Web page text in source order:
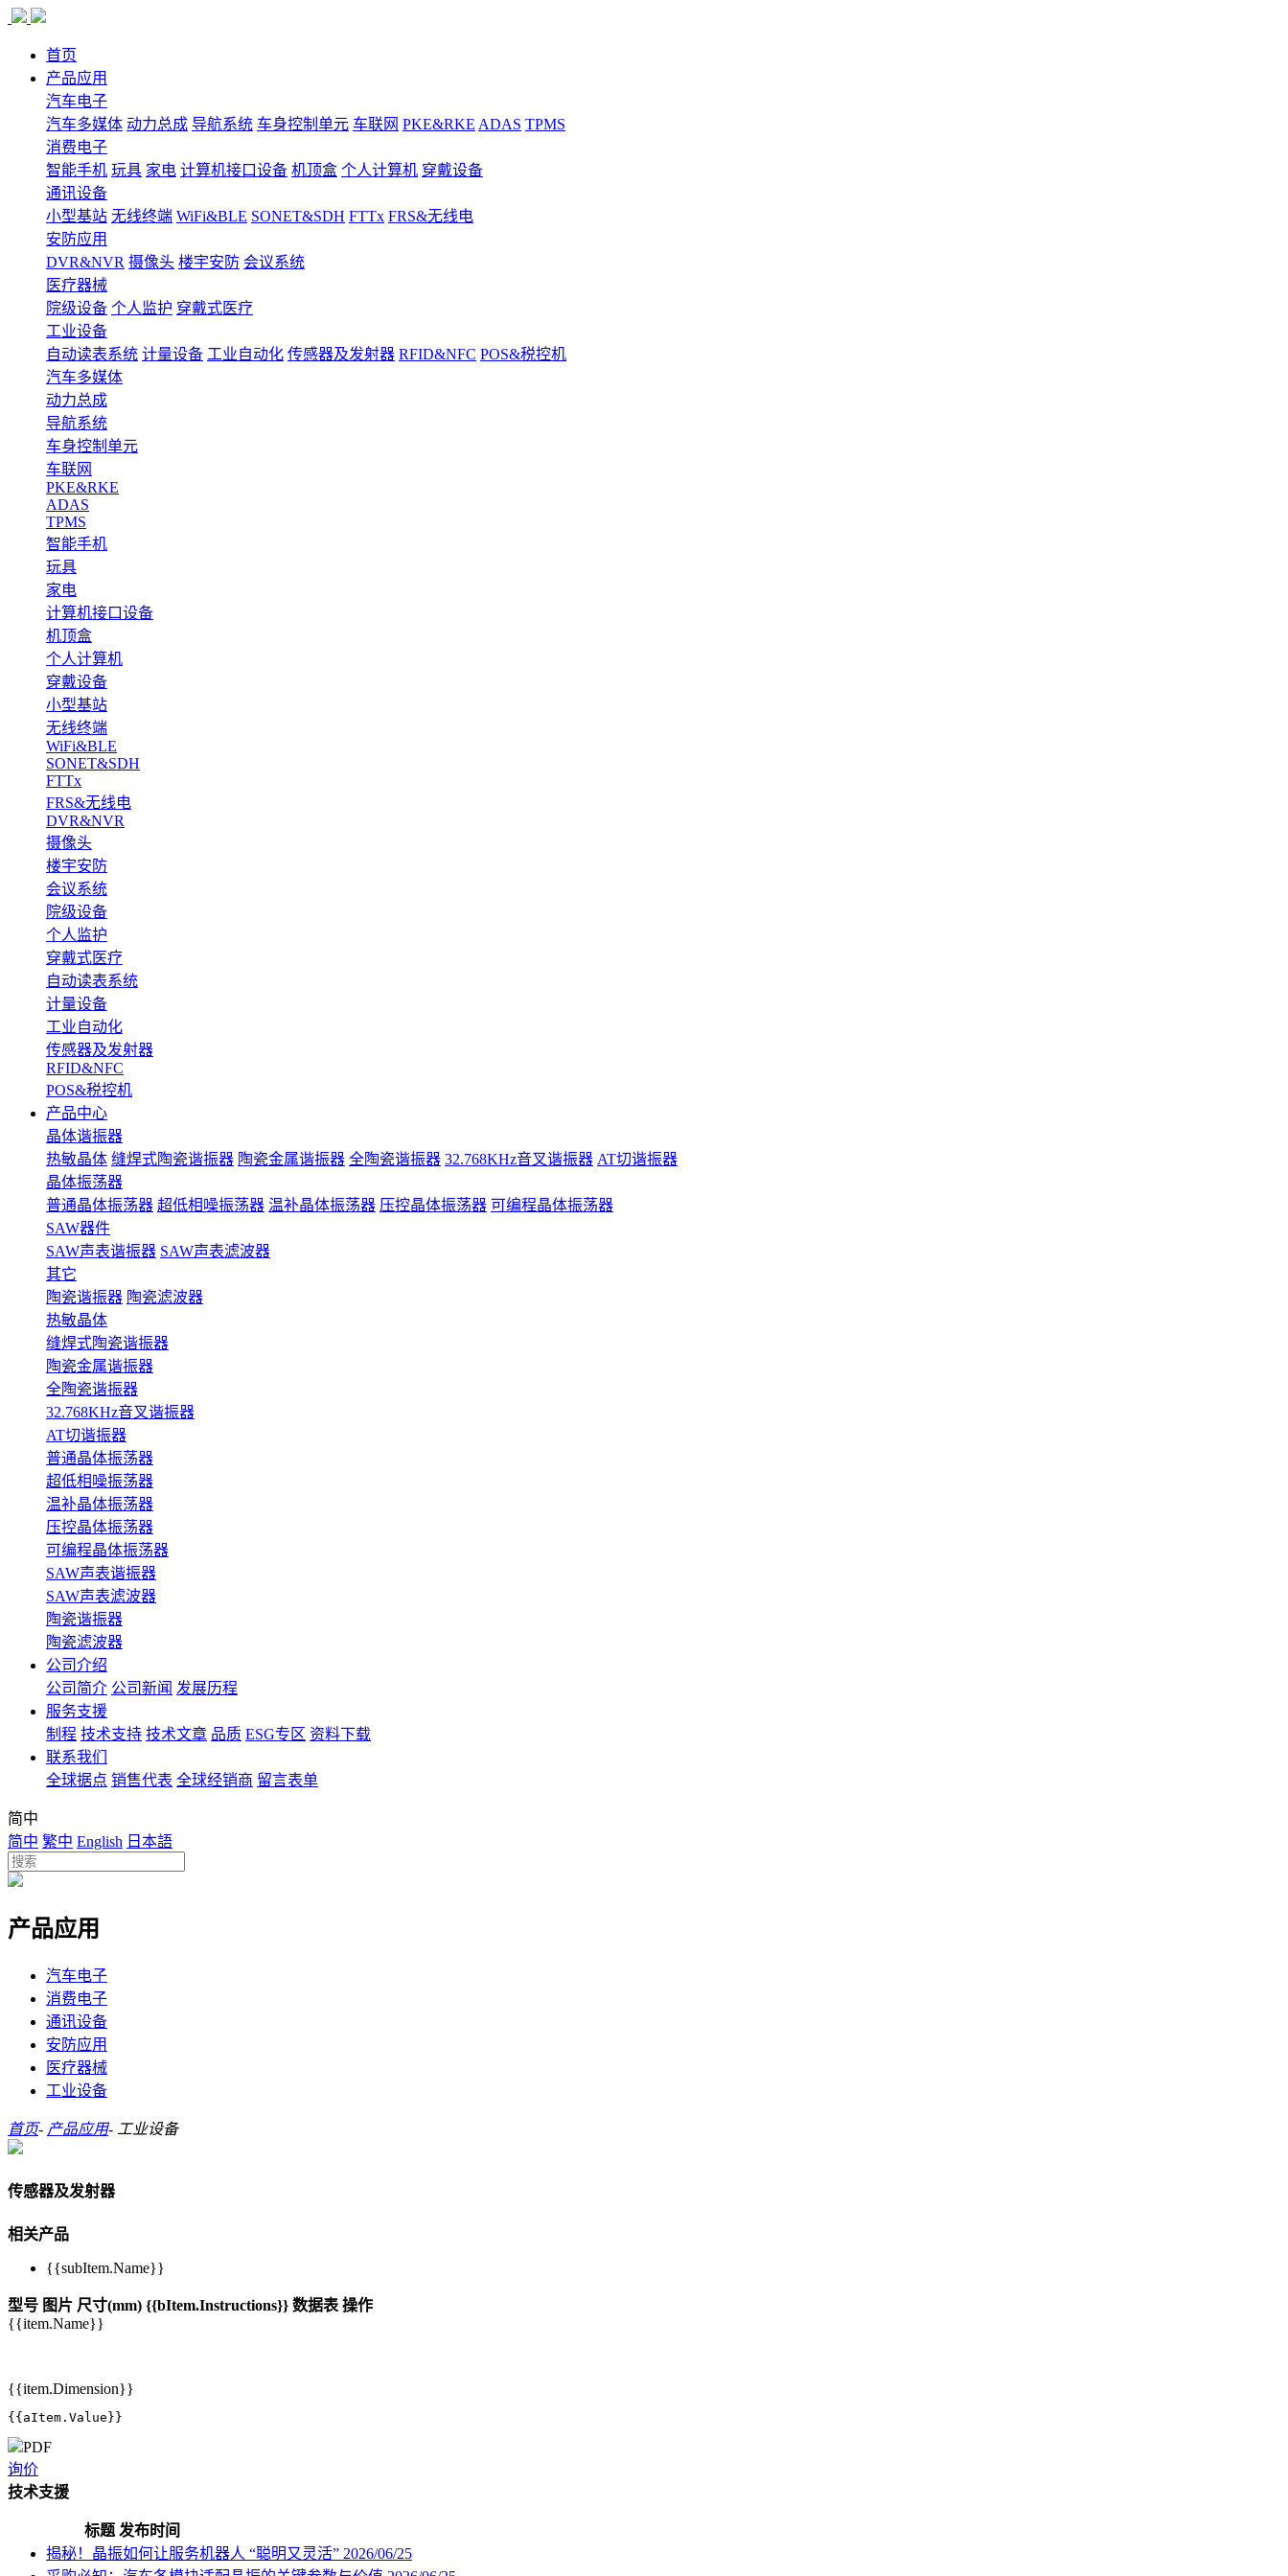
首页
产品应用
汽车电子
汽车多媒体 动力总成 导航系统 车身控制单元 车联网 PKE&RKE ADAS TPMS
消费电子
智能手机 玩具 家电 计算机接口设备 机顶盒 个人计算机 穿戴设备
通讯设备
小型基站 无线终端 WiFi&BLE SONET&SDH FTTx FRS&无线电
安防应用
DVR&NVR 摄像头 楼宇安防 会议系统
医疗器械
院级设备 个人监护 穿戴式医疗
工业设备
自动读表系统 计量设备 工业自动化 传感器及发射器 RFID&NFC POS&税控机
汽车多媒体
动力总成
导航系统
车身控制单元
车联网
PKE&RKE
ADAS
TPMS
智能手机
玩具
家电
计算机接口设备
机顶盒
个人计算机
穿戴设备
小型基站
无线终端
WiFi&BLE
SONET&SDH
FTTx
FRS&无线电
DVR&NVR
摄像头
楼宇安防
会议系统
院级设备
个人监护
穿戴式医疗
自动读表系统
计量设备
工业自动化
传感器及发射器
RFID&NFC
POS&税控机
产品中心
晶体谐振器
热敏晶体 缝焊式陶瓷谐振器 陶瓷金属谐振器 全陶瓷谐振器 32.768KHz音叉谐振器 AT切谐振器
晶体振荡器
普通晶体振荡器 超低相噪振荡器 温补晶体振荡器 压控晶体振荡器 可编程晶体振荡器
SAW器件
SAW声表谐振器 SAW声表滤波器
其它
陶瓷谐振器 陶瓷滤波器
热敏晶体
缝焊式陶瓷谐振器
陶瓷金属谐振器
全陶瓷谐振器
32.768KHz音叉谐振器
AT切谐振器
普通晶体振荡器
超低相噪振荡器
温补晶体振荡器
压控晶体振荡器
可编程晶体振荡器
SAW声表谐振器
SAW声表滤波器
陶瓷谐振器
陶瓷滤波器
公司介绍
公司简介 公司新闻 发展历程
服务支援
制程 技术支持 技术文章 品质 ESG专区 资料下载
联系我们
全球据点 销售代表 全球经销商 留言表单
简中
简中 繁中 English 日本語
产品应用
汽车电子
消费电子
通讯设备
安防应用
医疗器械
工业设备
首页- 产品应用- 工业设备
传感器及发射器
相关产品
{{subItem.Name}}
型号 图片 尺寸(mm) {{bItem.Instructions}} 数据表 操作
{{item.Name}}
{{item.Dimension}}
{{aItem.Value}}
PDF
询价
技术支援
标题 发布时间
揭秘！晶振如何让服务机器人 “聪明又灵活” 2026/06/25